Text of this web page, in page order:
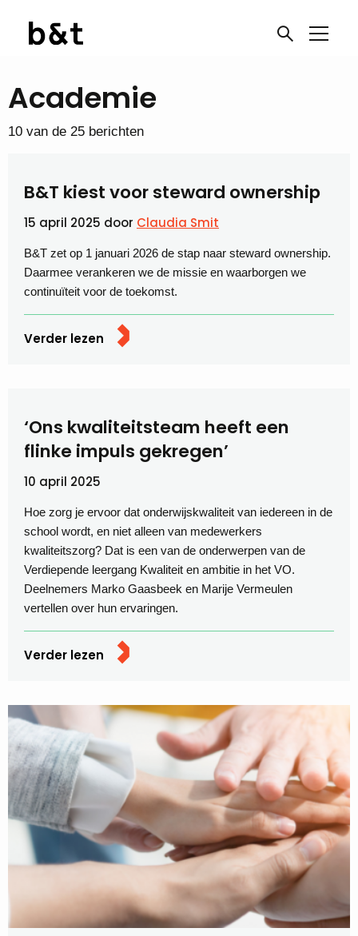
Academie
10 van de 25 berichten
B&T kiest voor steward ownership
15 april 2025 door Claudia Smit
B&T zet op 1 januari 2026 de stap naar steward ownership.
Daarmee verankeren we de missie en waarborgen we
continuïteit voor de toekomst.
Verder lezen
‘Ons kwaliteitsteam heeft een
flinke impuls gekregen’
10 april 2025
Hoe zorg je ervoor dat onderwijskwaliteit van iedereen in de
school wordt, en niet alleen van medewerkers
kwaliteitszorg? Dat is een van de onderwerpen van de
Verdiepende leergang Kwaliteit en ambitie in het VO.
Deelnemers Marko Gaasbeek en Marije Vermeulen
vertellen over hun ervaringen.
Verder lezen